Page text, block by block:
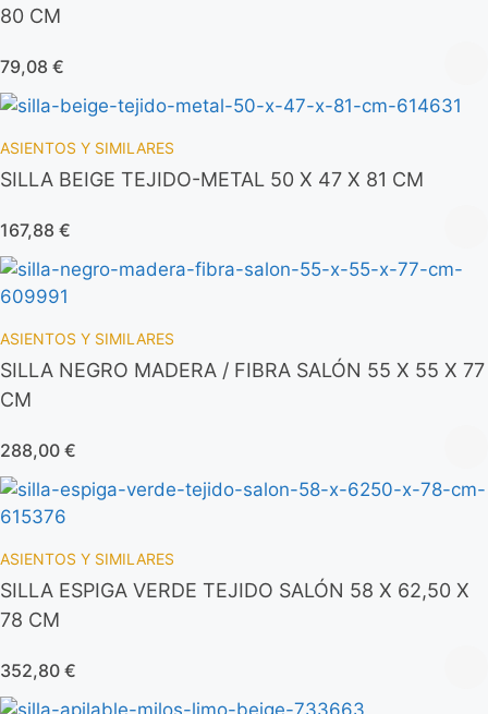
80 CM
79,08 €
ASIENTOS Y SIMILARES
SILLA BEIGE TEJIDO-METAL 50 X 47 X 81 CM
167,88 €
ASIENTOS Y SIMILARES
SILLA NEGRO MADERA / FIBRA SALÓN 55 X 55 X 77
CM
288,00 €
ASIENTOS Y SIMILARES
SILLA ESPIGA VERDE TEJIDO SALÓN 58 X 62,50 X
78 CM
352,80 €